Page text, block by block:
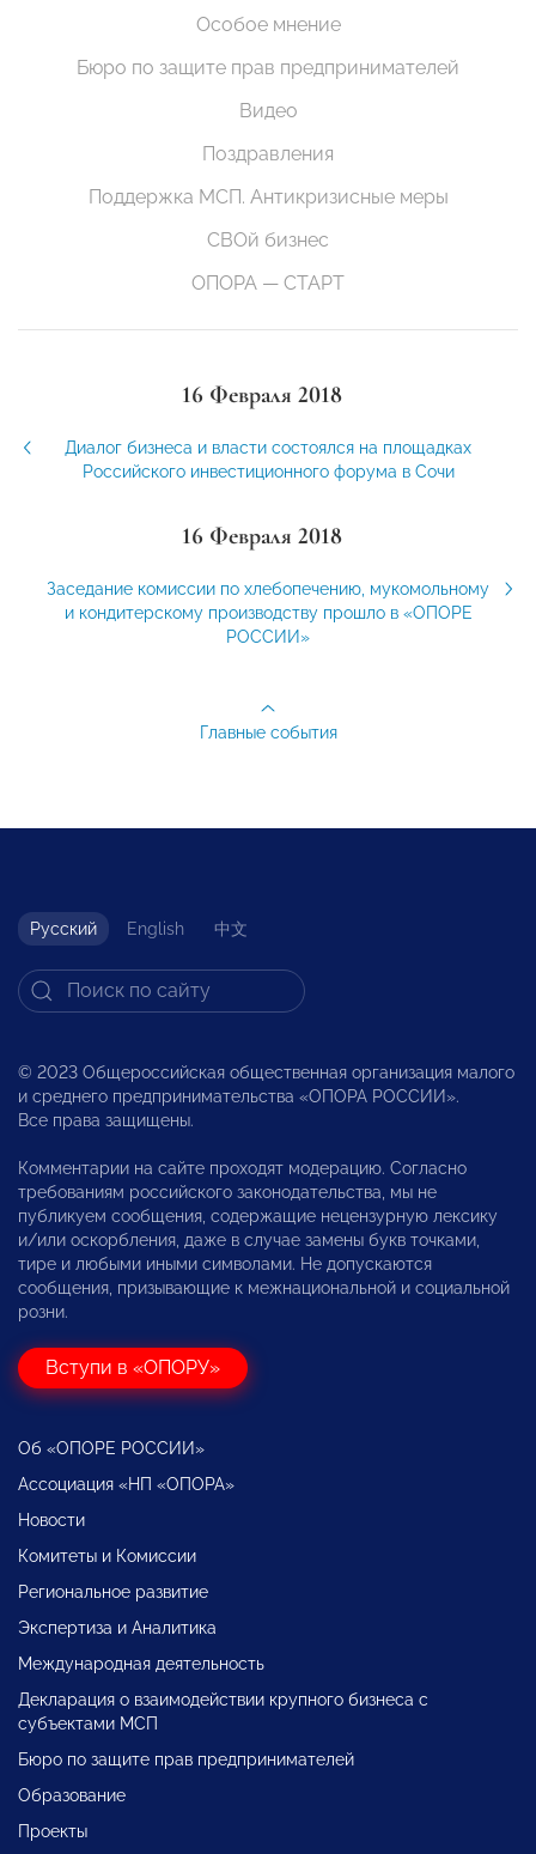
Особое мнение
Бюро по защите прав предпринимателей
Видео
Поздравления
Поддержка МСП. Антикризисные меры
СВОй бизнес
ОПОРА — СТАРТ
16 Февраля 2018
Диалог бизнеса и власти состоялся на площадках
Российского инвестиционного форума в Сочи
16 Февраля 2018
Заседание комиссии по хлебопечению, мукомольному
и кондитерскому производству прошло в «ОПОРЕ
РОССИИ»
Главные события
Русский English 中文
© 2023 Общероссийская общественная организация малого
и среднего предпринимательства «ОПОРА РОССИИ».
Все права защищены.
Комментарии на сайте проходят модерацию. Согласно
требованиям российского законодательства, мы не
публикуем сообщения, содержащие нецензурную лексику
и/или оскорбления, даже в случае замены букв точками,
тире и любыми иными символами. Не допускаются
сообщения, призывающие к межнациональной и социальной
розни.
Вступи в «ОПОРУ»
Об «ОПОРЕ РОССИИ»
Ассоциация «НП «ОПОРА»
Новости
Комитеты и Комиссии
Региональное развитие
Экспертиза и Аналитика
Международная деятельность
Декларация о взаимодействии крупного бизнеса с
субъектами МСП
Бюро по защите прав предпринимателей
Образование
Проекты